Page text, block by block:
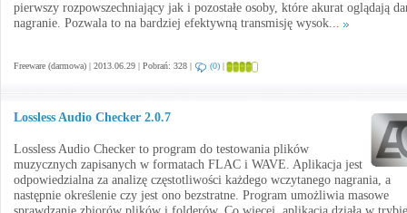
pierwszy rozpowszechniający jak i pozostałe osoby, które akurat oglądają
nagranie. Pozwala to na bardziej efektywną transmisję wysok...
Freeware (darmowa) | 2013.06.29 | Pobrań: 328 | (0) |
Lossless Audio Checker 2.0.7
Lossless Audio Checker to program do testowania plików
muzycznych zapisanych w formatach FLAC i WAVE. Aplikacja jest
odpowiedzialna za analizę częstotliwości każdego wczytanego nagrania, a
następnie określenie czy jest ono bezstratne. Program umożliwia masowe